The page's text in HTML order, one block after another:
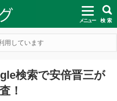
メニュー 検 索
用しています
検索で安倍晋三が
！